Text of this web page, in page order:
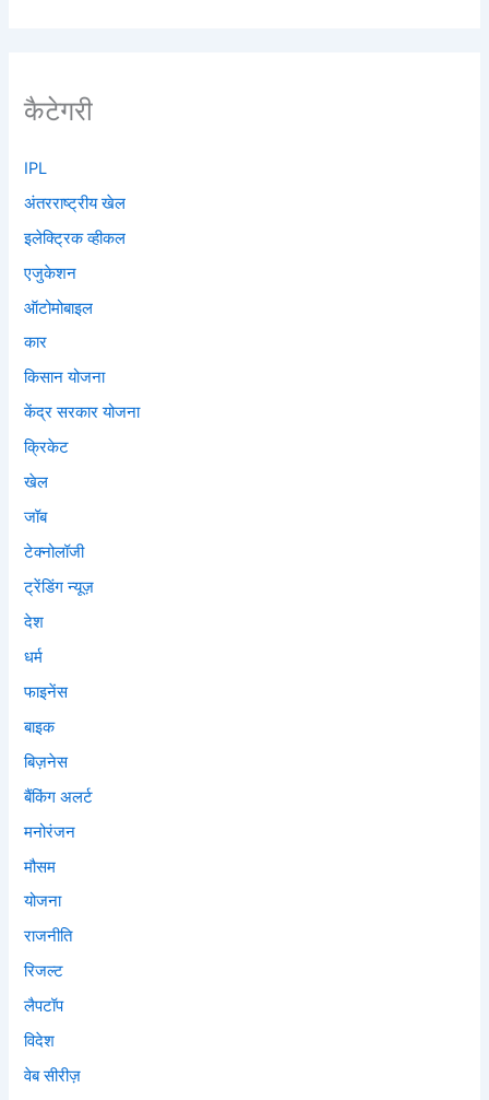
कैटेगरी
IPL
अंतरराष्ट्रीय खेल
इलेक्ट्रिक व्हीकल
एजुकेशन
ऑटोमोबाइल
कार
किसान योजना
केंद्र सरकार योजना
क्रिकेट
खेल
जॉब
टेक्नोलॉजी
ट्रेंडिंग न्यूज़
देश
धर्म
फाइनेंस
बाइक
बिज़नेस
बैंकिंग अलर्ट
मनोरंजन
मौसम
योजना
राजनीति
रिजल्ट
लैपटॉप
विदेश
वेब सीरीज़